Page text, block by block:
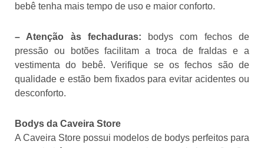
bebê tenha mais tempo de uso e maior conforto.
– Atenção às fechaduras: bodys com fechos de
pressão ou botões facilitam a troca de fraldas e a
vestimenta do bebê. Verifique se os fechos são de
qualidade e estão bem fixados para evitar acidentes ou
desconforto.
Bodys da Caveira Store
A Caveira Store possui modelos de bodys perfeitos para